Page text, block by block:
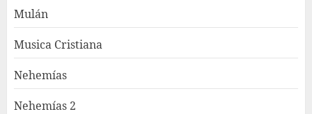
Mulán
Musica Cristiana
Nehemías
Nehemías 2